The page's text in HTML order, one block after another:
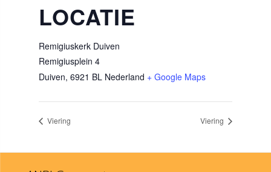
LOCATIE
Remigiuskerk Duiven
Remigiusplein 4
Duiven, 6921 BL Nederland + Google Maps
Viering Viering